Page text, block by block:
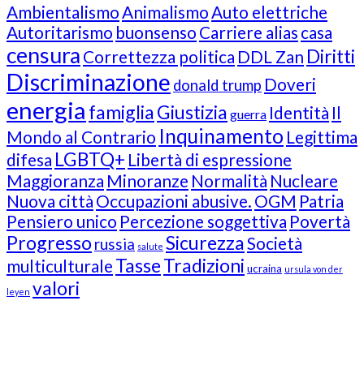
Ambientalismo Animalismo Auto elettriche
Autoritarismo buonsenso Carriere alias casa
censura Correttezza politica DDL Zan Diritti
Discriminazione donald trump Doveri
energia famigliaGiustizia guerra Identità Il
Mondo al Contrario Inquinamento Legittima
difesa LGBTQ+ Libertà di espressione
Maggioranza Minoranze Normalità Nucleare
Nuova città Occupazioni abusive. OGM Patria
Pensiero unico Percezione soggettiva Povertà
Progresso russia salute SicurezzaSocietà
multiculturale TasseTradizioni ucraina ursula von der
leyen valori